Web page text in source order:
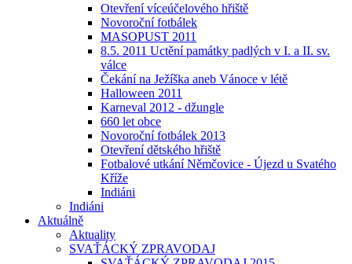
Otevření víceúčelového hřiště
Novoroční fotbálek
MASOPUST 2011
8.5. 2011 Uctění památky padlých v I. a II. sv.
válce
Čekání na Ježíška aneb Vánoce v létě
Halloween 2011
Karneval 2012 - džungle
660 let obce
Novoroční fotbálek 2013
Otevření dětského hřiště
Fotbalové utkání Němčovice - Újezd u Svatého
Kříže
Indiáni
Indiáni
Aktuálně
Aktuality
SVAŤÁCKÝ ZPRAVODAJ